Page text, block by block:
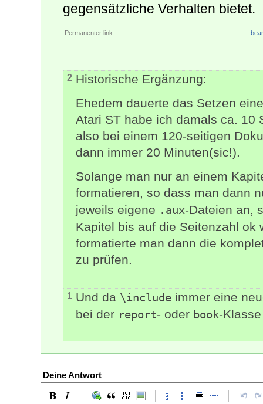
gegensätzliche Verhalten bietet.
Permanenter link
2 Historische Ergänzung:
Ehedem dauerte das Setzen
Atari ST habe ich damals ca. 10
also bei einem 120-seitigen
dann immer 20 Minuten(sic!).
Solange man nur an einem
formatieren, so dass man dann
jeweils eigene .aux-Dateien an,
Kapitel bis auf die Seitenzahl ok
formatierte man dann die
zu prüfen.
1 Und da \include immer eine
bei der report- oder book-Klasse
Deine Antwort